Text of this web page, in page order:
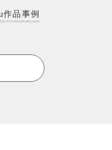
作品事例